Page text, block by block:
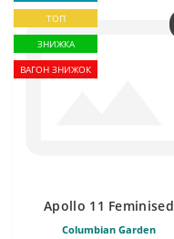
ТОП
ЗНИЖКА
ВАГОН ЗНИЖОК
Apollo 11 Feminised
Columbian Garden